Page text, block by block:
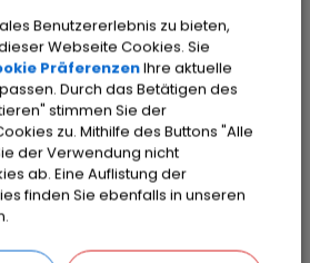
Benutzererlebnis zu bieten,
Webseite Cookies. Sie
PräferenzenIhre aktuelle
Durch das Betätigen des
stimmen Sie der
zu. Mithilfe des Buttons "Alle
der Verwendung nicht
ab. Eine Auflistung der
finden Sie ebenfalls in unseren